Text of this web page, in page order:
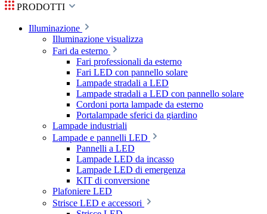
PRODOTTI
Illuminazione
Illuminazione visualizza
Fari da esterno
Fari professionali da esterno
Fari LED con pannello solare
Lampade stradali a LED
Lampade stradali a LED con pannello solare
Cordoni porta lampade da esterno
Portalampade sferici da giardino
Lampade industriali
Lampade e pannelli LED
Pannelli a LED
Lampade LED da incasso
Lampade LED di emergenza
KIT di conversione
Plafoniere LED
Strisce LED e accessori